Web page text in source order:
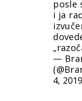
posle
i ja
—
4, 2019